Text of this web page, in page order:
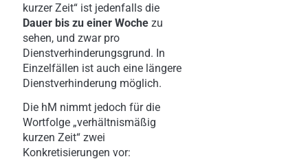
kurzer Zeit“ ist jedenfalls die
Dauer bis zu einer Woche zu
sehen, und zwar pro
Dienstverhinderungsgrund. In
Einzelfällen ist auch eine längere
Dienstverhinderung möglich.
Die hM nimmt jedoch für die
Wortfolge „verhältnismäßig
kurzen Zeit“ zwei
Konkretisierungen vor: